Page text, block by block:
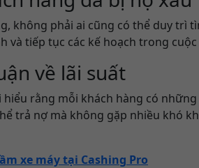
không phải ai cũng có thể duy trì
và tiếp tục các kế hoạch trong
về lãi suất
rằng mỗi khách hàng có
trả nợ mà không gặp nhiều khó
xe máy tại Cashing Pro